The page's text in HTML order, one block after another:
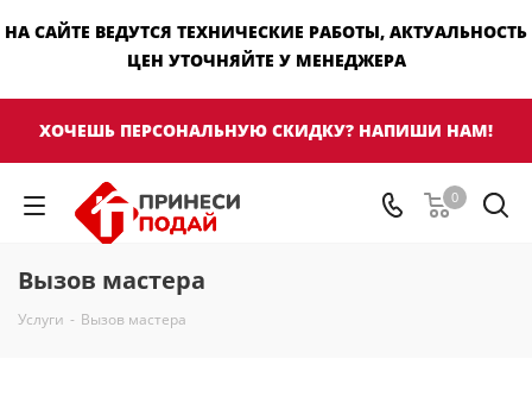
НА САЙТЕ ВЕДУТСЯ ТЕХНИЧЕСКИЕ РАБОТЫ, АКТУАЛЬНОСТЬ
ЦЕН УТОЧНЯЙТЕ У МЕНЕДЖЕРА
ХОЧЕШЬ ПЕРСОНАЛЬНУЮ СКИДКУ? НАПИШИ НАМ!
0
Вызов мастера
Услуги - Вызов мастера